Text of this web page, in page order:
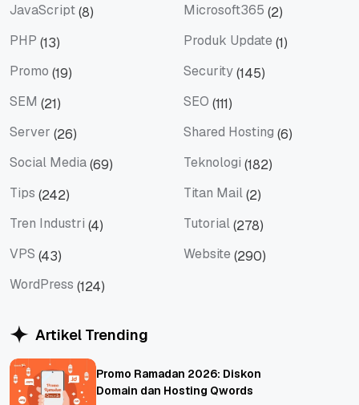
JavaScript(8) Microsoft365 (2)
PHP (13) Produk Update (1)
Promo (19) Security(145)
SEM (21) SEO (111)
Server (26) Shared Hosting (6)
Social Media(69) Teknologi (182)
Tips (242) Titan Mail(2)
Tren Industri (4) Tutorial(278)
VPS (43) Website (290)
WordPress (124)
Artikel Trending
Promo Ramadan 2026: Diskon
Domain dan Hosting Qwords